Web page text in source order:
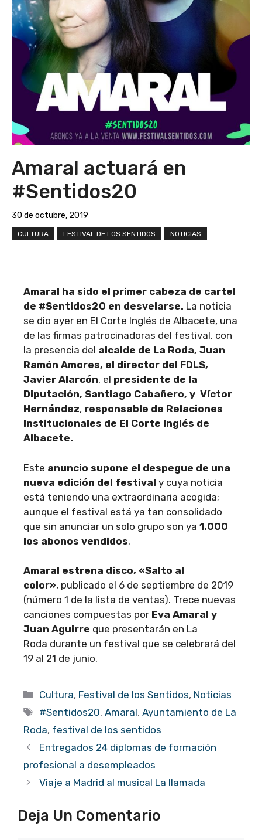
Amaral actuará en
#Sentidos20
30 de octubre, 2019
CULTURA FESTIVAL DE LOS SENTIDOS NOTICIAS
Amaral ha sido el primer cabeza de cartel
de #Sentidos20 en desvelarse. La noticia
se dio ayer en El Corte Inglés de Albacete, una
de las firmas patrocinadoras del festival, con
la presencia del alcalde de La Roda, Juan
Ramón Amores, el director del FDLS,
Javier Alarcón, el presidente de la
Diputación, Santiago Cabañero, y Víctor
Hernández, responsable de Relaciones
Institucionales de El Corte Inglés de
Albacete.
Este anuncio supone el despegue de una
nueva edición del festival y cuya noticia
está teniendo una extraordinaria acogida;
aunque el festival está ya tan consolidado
que sin anunciar un solo grupo son ya 1.000
los abonos vendidos.
Amaral estrena disco, «Salto al
color», publicado el 6 de septiembre de 2019
(número 1 de la lista de ventas). Trece nuevas
canciones compuestas por Eva Amaral y
Juan Aguirre que presentarán en La
Roda durante un festival que se celebrará del
19 al 21 de junio.
Categorías
Cultura, Festival de los Sentidos, Noticias
Etiquetas
#Sentidos20,Amaral,Ayuntamiento de La
Roda, festival de los sentidos
Entregados 24 diplomas de formación
profesional a desempleados
Viaje a Madrid al musical La llamada
Deja Un Comentario